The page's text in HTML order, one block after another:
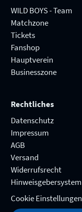
WILD BOYS - Team
Matchzone
Tickets
Fanshop
Hauptverein
Businesszone
Rechtliches
Datenschutz
Impressum
AGB
Versand
Widerrufsrecht
Hinweisgebersystem
Cookie Einstellungen